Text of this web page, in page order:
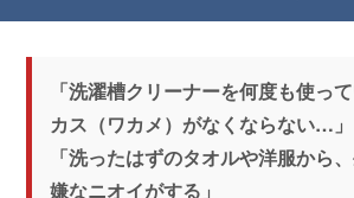
「洗濯槽クリーナーを何度も使っ
カス（ワカメ）がなくならない…」
「洗ったはずのタオルや洋服から
嫌なニオイがする」